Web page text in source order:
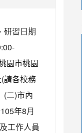
研習日期
園市桃園
請各校務
(二)市內
年8月
工作人員